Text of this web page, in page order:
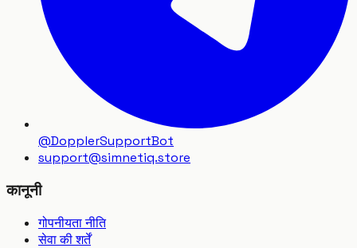
@DopplerSupportBot
support@simnetiq.store
कानूनी
गोपनीयता नीति
सेवा की शर्तें